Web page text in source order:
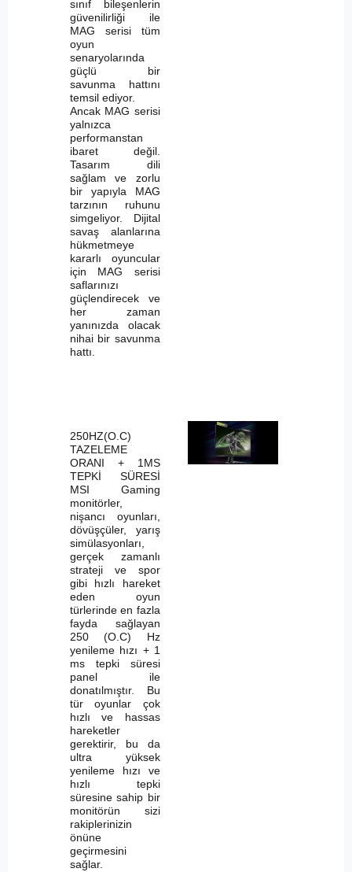
sınıf bileşenlerin
güvenilirliği ile
MAG serisi tüm
oyun
senaryolarında
güçlü bir
savunma hattını
temsil ediyor.
Ancak MAG serisi
yalnızca
performanstan
ibaret değil.
Tasarım dili
sağlam ve zorlu
bir yapıyla MAG
tarzının ruhunu
simgeliyor. Dijital
savaş alanlarına
hükmetmeye
kararlı oyuncular
için MAG serisi
saflarınızı
güçlendirecek ve
her zaman
yanınızda olacak
nihai bir savunma
hattı.
250HZ(O.C)
TAZELEME
ORANI + 1MS
TEPKİ SÜRESİ
MSI Gaming
monitörler,
nişancı oyunları,
dövüşçüler, yarış
simülasyonları,
gerçek zamanlı
strateji ve spor
gibi hızlı hareket
eden oyun
türlerinde en fazla
fayda sağlayan
250 (O.C) Hz
yenileme hızı + 1
ms tepki süresi
panel ile
donatılmıştır. Bu
tür oyunlar çok
hızlı ve hassas
hareketler
gerektirir, bu da
ultra yüksek
yenileme hızı ve
hızlı tepki
süresine sahip bir
monitörün sizi
rakiplerinizin
önüne
geçirmesini
sağlar.